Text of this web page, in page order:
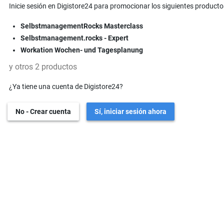
Inicie sesión en Digistore24 para promocionar los siguientes
SelbstmanagementRocks Masterclass
Selbstmanagement.rocks - Expert
Workation Wochen- und Tagesplanung
y otros 2 productos
¿Ya tiene una cuenta de Digistore24?
No - Crear cuenta Sí, iniciar sesión ahora